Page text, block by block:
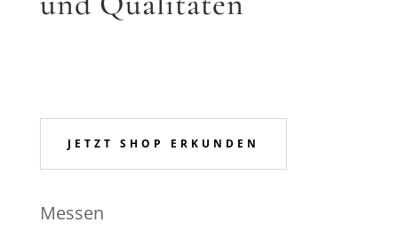
JETZT SHOP ERKUNDEN
Messen